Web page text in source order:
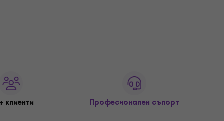
клиенти Професионален съпорт